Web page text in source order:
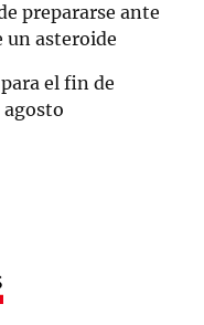
prepararse ante
un asteroide
el fin de